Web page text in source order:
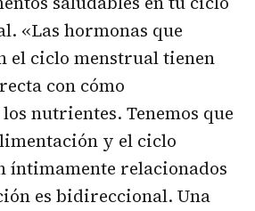
«Las hormonas que
el ciclo menstrual tienen
con cómo
nutrientes. Tenemos que
y el ciclo
íntimamente relacionados
es bidireccional. Una